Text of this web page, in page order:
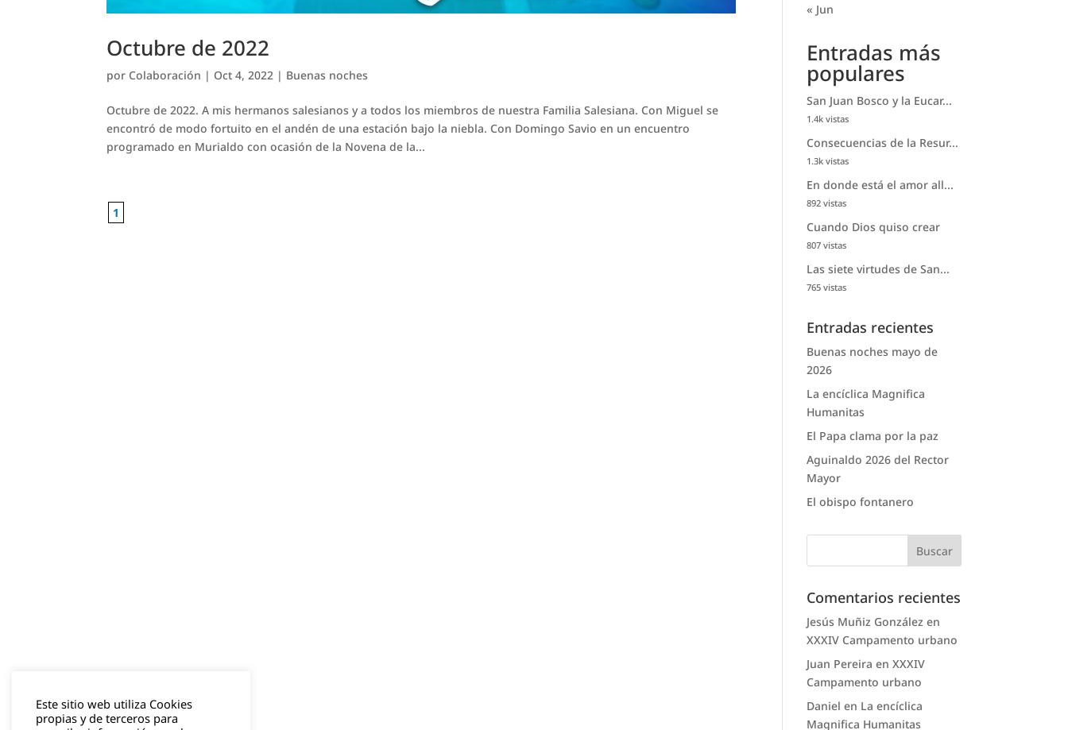
Octubre de 2022
por Colaboración | Oct 4, 2022 | Buenas noches
Octubre de 2022. A mis hermanos salesianos y a todos los miembros de nuestra Familia Salesiana. Con Miguel se
encontró de modo fortuito en el andén de una estación bajo la niebla. Con Domingo Savio en un encuentro
programado en Murialdo con ocasión de la Novena de la...
1
« Jun
Entradas más
populares
San Juan Bosco y la Eucar...
1.4k vistas
Consecuencias de la Resur...
1.3k vistas
En donde está el amor all...
892 vistas
Cuando Dios quiso crear
807 vistas
Las siete virtudes de San...
765 vistas
Entradas recientes
Buenas noches mayo de
2026
La encíclica Magnifica
Humanitas
El Papa clama por la paz
Aguinaldo 2026 del Rector
Mayor
El obispo fontanero
Comentarios recientes
Jesús Muñiz González en
XXXIV Campamento urbano
Juan Pereira enXXXIV
Campamento urbano
Daniel en La encíclica
Magnifica Humanitas
Este sitio web utiliza Cookies
propias y de terceros para